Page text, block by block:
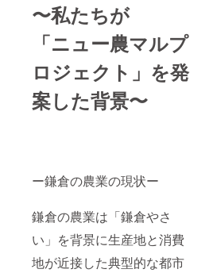
〜私たちが
「ニュー農マルプ
ロジェクト」を発
案した背景〜
ー鎌倉の農業の現状ー
鎌倉の農業は「鎌倉やさ
い」を背景に生産地と消費
地が近接した典型的な都市